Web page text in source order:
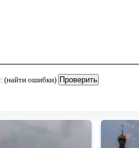
(найти ошибки)